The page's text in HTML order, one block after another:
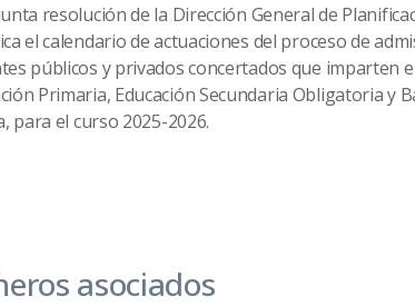
resolución de la Dirección General de
el calendario de actuaciones del proceso de
públicos y privados concertados que imparten
Primaria, Educación Secundaria Obligatoria y
para el curso 2025-2026.
asociados